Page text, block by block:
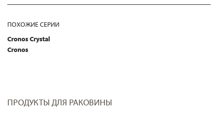
ПОХОЖИЕ СЕРИИ
Cronos Crystal
Cronos
ПРОДУКТЫ ДЛЯ РАКОВИНЫ